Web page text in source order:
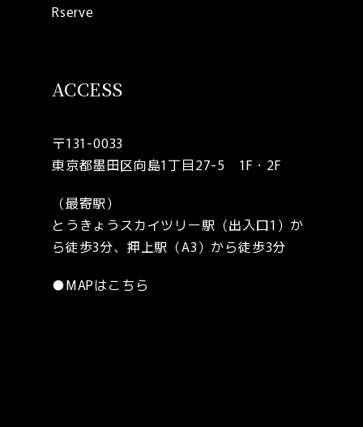
Rserve
ACCESS
〒131-0033
東京都墨田区向島1丁目27-5 1F・2F
（最寄駅）
とうきょうスカイツリー駅（出入口1）か
ら徒歩3分、押上駅（A3）から徒歩3分
●MAPはこちら